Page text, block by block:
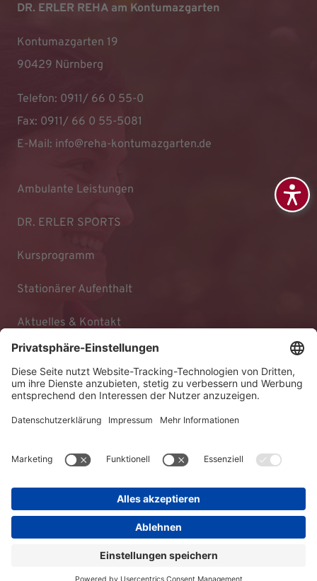
DR. ERLER REHA am Kontumazgarten
Kontumazgarten 19
90429 Nürnberg
Telefon: 0911/ 66 0 55-0
Fax: 0911/ 66 0 55-5081
E-Mail: info@reha-kontumazgarten.de
Ambulante Leistungen
DR. ERLER SPORTS
Kursprogramm
Stationärer Aufenthalt
Aktuelles & Kontakt
Impressum
Datenschutz
Barrierefreiheitserklärung
© 2026 KLINIKEN DR. ERLER